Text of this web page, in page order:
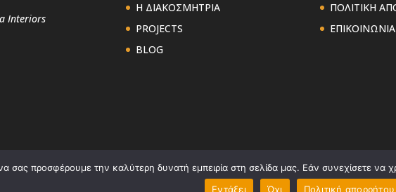
Interiors
Η ΔΙΑΚΟΣΜΗΤΡΙΑ
PROJECTS
BLOG
ΠΟΛΙΤΙΚΗ
ΕΠΙΚΟΙΝΩΝΙΑ
σας προσφέρουμε την καλύτερη δυνατή εμπειρία στη σελίδα μας. Εάν συνεχίσετε να
Εντάξει
Όχι Πολιτική απορρήτου